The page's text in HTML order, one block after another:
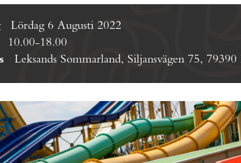
Lördag 6 Augusti 2022
10.00-18.00
Leksands Sommarland, Siljansvägen 75, 79390